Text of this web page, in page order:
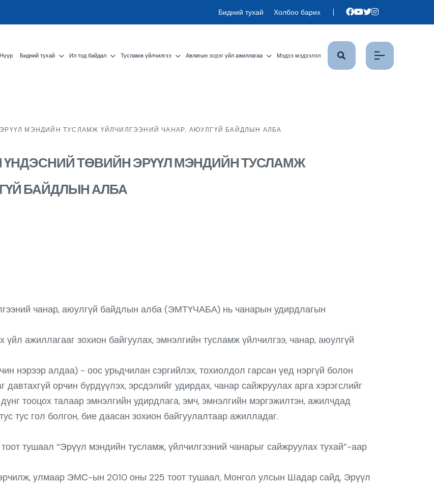
Бидний тухай
Холбоо барих
Нүүр Бидний тухай Ил тод байдал Тусламж үйлчилгээ Авлигын эсрэг үйл ажиллагаа Мэдээ мэдээлэл
МЭНДИЙН ТУСЛАМЖ ҮЙЛЧИЛГЭЭНИЙ ЧАНАР, АЮУЛГҮЙ БАЙДЛЫН АЛБА
ҮНДЭСНИЙ ТӨВИЙН ЭРҮҮЛ МЭНДИЙН ТУСЛАМЖ
БАЙДЛЫН АЛБА
чанар, аюулгүй байдлын алба (ЭМТҮЧАБА) нь чанарын удирдлагын
үйл ажиллагааг зохион байгуулах, эмнэлгийн тусламж үйлчилгээ, чанар, аюулгүй
нэрээр алдаа) - оос урьдчилан сэргийлэх, тохиолдол гарсан үед нэргүй болон
орчин бүрдүүлэх, эрсдэлийг удирдах, чанар сайжруулах арга хэрэгслийг
тооцох талаар эмнэлгийн удирдлага, эмч, эмнэлгийн мэргэжилтэн, ажилчдад
тус гол болгон, бие даасан зохион байгуулалтаар ажилладаг.
тушаал “Эрүүл мэндийн тусламж, үйлчилгээний чанарыг сайжруулах тухай”-аар
улмаар ЭМС-ын 2010 оны 225 тоот тушаал, Монгол улсын Шадар сайд, Эрүүл